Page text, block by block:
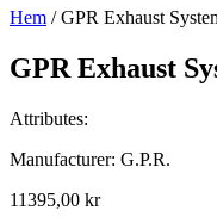
Hem / GPR Exhaust
GPR Exhaust
Attributes:
Manufacturer: G.P.R.
11395,00 kr